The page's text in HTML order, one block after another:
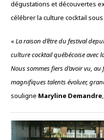
dégustations et découvertes
célébrer la culture cocktail
«La raison d’être du festival
culture cocktail québécoise avec
Nous sommes fiers d’avoir vu,
magnifiques talents évoluer,
souligne Maryline Demandre